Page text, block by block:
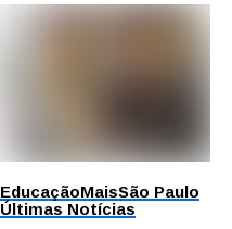
EducaçãoMaisSão Paulo
Últimas Notícias